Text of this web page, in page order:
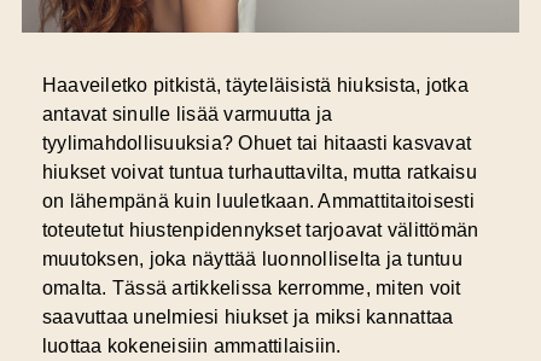
Haaveiletko pitkistä, täyteläisistä hiuksista, jotka
antavat sinulle lisää varmuutta ja
tyylimahdollisuuksia? Ohuet tai hitaasti kasvavat
hiukset voivat tuntua turhauttavilta, mutta ratkaisu
on lähempänä kuin luuletkaan. Ammattitaitoisesti
toteutetut hiustenpidennykset tarjoavat välittömän
muutoksen, joka näyttää luonnolliselta ja tuntuu
omalta. Tässä artikkelissa kerromme, miten voit
saavuttaa unelmiesi hiukset ja miksi kannattaa
luottaa kokeneisiin ammattilaisiin.